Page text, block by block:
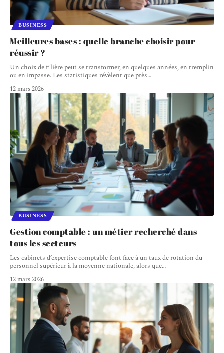
BUSINESS
Meilleures bases : quelle branche choisir pour
réussir ?
Un choix de filière peut se transformer, en quelques années, en tremplin
ou en impasse. Les statistiques révèlent que près…
12 mars 2026
BUSINESS
Gestion comptable : un métier recherché dans
tous les secteurs
Les cabinets d’expertise comptable font face à un taux de rotation du
personnel supérieur à la moyenne nationale, alors que…
12 mars 2026